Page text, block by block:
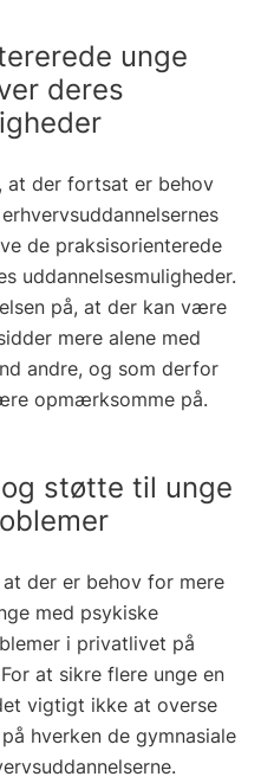
unge
deres
at der fortsat er behov
de praksisorienterede
uddannelsesmuligheder.
på, at der kan være
mere alene med
andre, og som derfor
opmærksomme på.
støtte til unge
der er behov for mere
med psykiske
i privatlivet på
at sikre flere unge en
vigtigt ikke at overse
hverken de gymnasiale